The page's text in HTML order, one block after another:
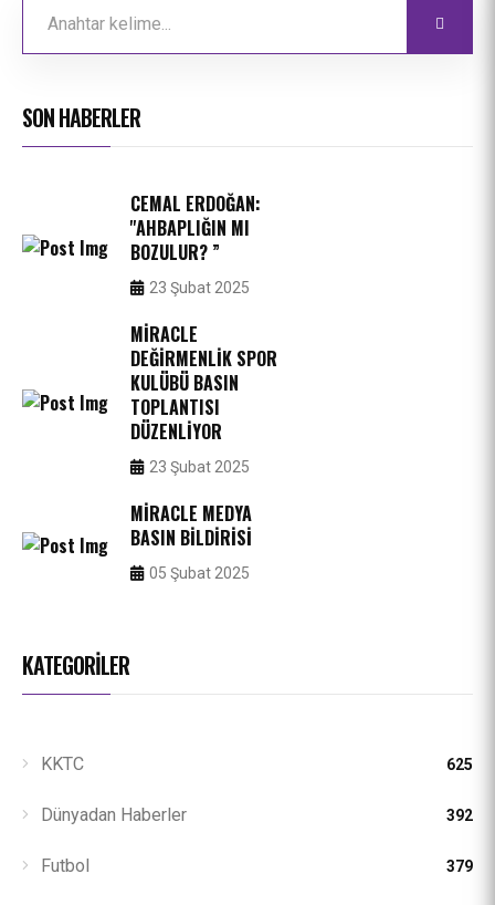
SON HABERLER
CEMAL ERDOĞAN:
''AHBAPLIĞIN MI
BOZULUR? ”
23 Şubat 2025
MIRACLE
DEĞIRMENLIK SPOR
KULÜBÜ BASIN
TOPLANTISI
DÜZENLIYOR
23 Şubat 2025
MIRACLE MEDYA
BASIN BILDIRISI
05 Şubat 2025
KATEGORILER
KKTC 625
Dünyadan Haberler 392
Futbol 379